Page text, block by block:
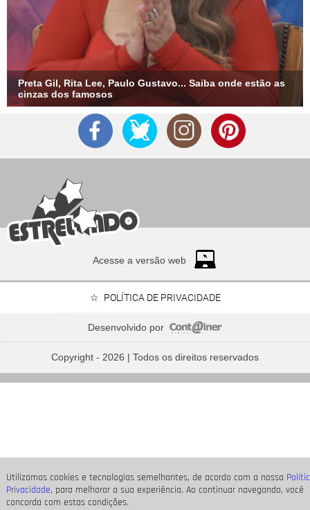
Utilizamos cookies e tecnologias semelhantes, de acordo com a nossa
Privacidade, para melhorar a sua experiência. Ao continuar navegando, você
concorda com estas condições.
Preta Gil, Rita Lee, Paulo Gustavo... Saiba onde estão as
cinzas dos famosos
Relembre os amores - e affairs - de Shawn Mendes
Acesse a versão web
POLÍTICA DE PRIVACIDADE
Desenvolvido por
Copyright - 2026 | Todos os direitos reservados